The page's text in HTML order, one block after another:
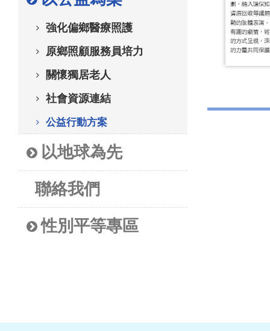
強化偏鄉醫療照護
原鄉照顧服務員培力
關懷獨居老人
社會資源連結
公益行動方案
以地球為先
聯絡我們
性別平等專區